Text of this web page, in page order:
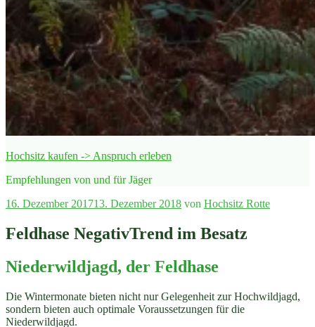
Hochsitz kaufen -> Anspruch erleben
Empfehlungen von und für Jäger
Veröffentlicht
16. Dezember 201713. Dezember 2018 von Hochsitz Rotte
Feldhase NegativTrend im Besatz
Niederwildjagd, der Feldhase
Die Wintermonate bieten nicht nur Gelegenheit zur Hochwildjagd,
sondern bieten auch optimale Voraussetzungen für die
Niederwildjagd.